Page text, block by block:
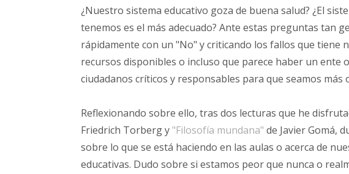
¿Nuestro sistema educativo goza de buena salud? ¿El
tenemos es el más adecuado? Ante estas preguntas tan
rápidamente con un "No" y criticando los fallos que tiene
recursos disponibles o incluso que parece haber un ente o
ciudadanos críticos y responsables para que seamos
Reflexionando sobre ello, tras dos lecturas que he
Friedrich Torberg y "Filosofía mundana" de Javier Gomá,
sobre lo que se está haciendo en las aulas o acerca de
educativas. Dudo sobre si estamos peor que nunca o